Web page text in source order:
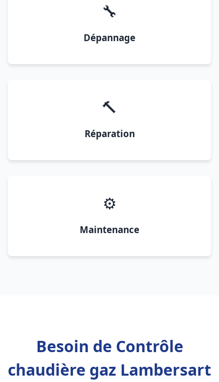
🔧
Dépannage
🔨
Réparation
⚙️
Maintenance
Besoin de Contrôle
chaudière gaz Lambersart